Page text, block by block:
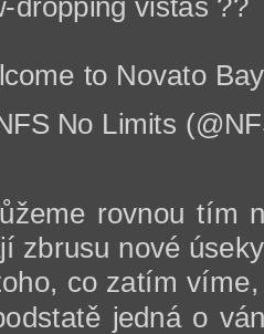
dropping vistas ??
to Novato
No Limits
rovnou tím
zbrusu nové
co zatím
jedná o